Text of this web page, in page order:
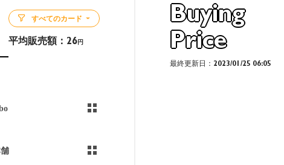
すべてのカード
平均販売額： 26円
Buying
Price
最終更新日：2023/01/25 06:05